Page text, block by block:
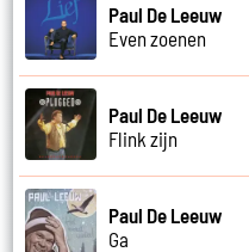
Paul De Leeuw
Even zoenen
Paul De Leeuw
Flink zijn
Paul De Leeuw
Ga